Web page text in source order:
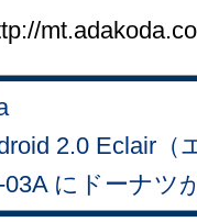
2.0 Eclair
にドーナツ